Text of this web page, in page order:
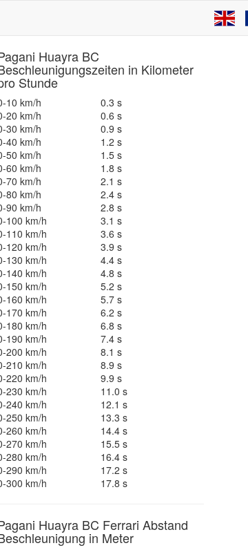
Huayra BC
in Kilometer
Stunde
10 km/h
0.3 s
20 km/h
0.6 s
30 km/h
0.9 s
40 km/h
1.2 s
50 km/h
1.5 s
60 km/h
1.8 s
70 km/h
2.1 s
80 km/h
2.4 s
90 km/h
2.8 s
100 km/h
3.1 s
110 km/h
3.6 s
120 km/h
3.9 s
130 km/h
4.4 s
140 km/h
4.8 s
150 km/h
5.2 s
160 km/h
5.7 s
170 km/h
6.2 s
180 km/h
6.8 s
190 km/h
7.4 s
200 km/h
8.1 s
210 km/h
8.9 s
220 km/h
9.9 s
230 km/h
11.0 s
240 km/h
12.1 s
250 km/h
13.3 s
260 km/h
14.4 s
270 km/h
15.5 s
280 km/h
16.4 s
290 km/h
17.2 s
300 km/h
17.8 s
Huayra BC Ferrari Abstand
in Meter